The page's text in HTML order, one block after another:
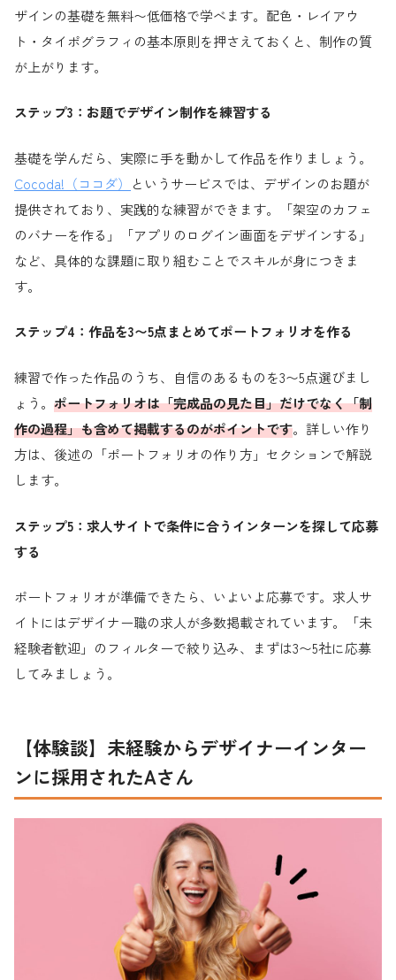
ザインの基礎を無料〜低価格で学べます。配色・レイアウ
ト・タイポグラフィの基本原則を押さえておくと、制作の質
が上がります。
ステップ3：お題でデザイン制作を練習する
基礎を学んだら、実際に手を動かして作品を作りましょう。
Cocoda!（ココダ）
というサービスでは、デザインのお題が
提供されており、実践的な練習ができます。「架空のカフェ
のバナーを作る」「アプリのログイン画面をデザインする」
など、具体的な課題に取り組むことでスキルが身につきま
す。
ステップ4：作品を3〜5点まとめてポートフォリオを作る
練習で作った作品のうち、自信のあるものを3〜5点選びまし
ょう。 ポートフォリオは「完成品の見た目」だけでなく「制
作の過程」も含めて掲載するのがポイントです。詳しい作り
方は、後述の「ポートフォリオの作り方」セクションで解説
します。
ステップ5：求人サイトで条件に合うインターンを探して応募
する
ポートフォリオが準備できたら、いよいよ応募です。求人サ
イトにはデザイナー職の求人が多数掲載されています。「未
経験者歓迎」のフィルターで絞り込み、まずは3〜5社に応募
してみましょう。
【体験談】未経験からデザイナーインター
ンに採用されたAさん